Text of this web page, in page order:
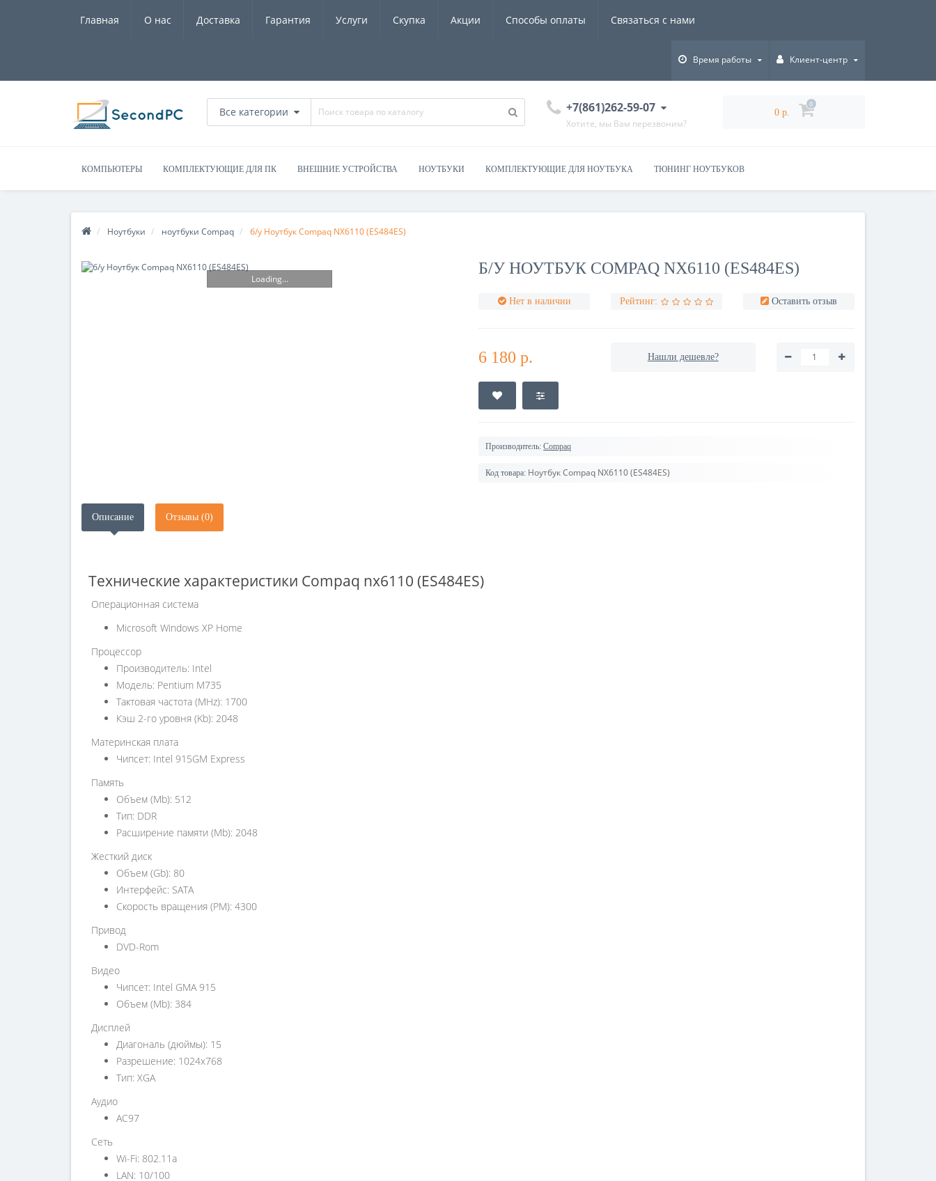
Главная О нас Доставка Гарантия Услуги Скупка Акции Способы оплаты Связаться с нами
Время работы Клиент-центр
Все категории +7(861)262-59-07
Хотите, мы Вам перезвоним?
0 р.
0
КОМПЬЮТЕРЫ КОМПЛЕКТУЮЩИЕ ДЛЯ ПК ВНЕШНИЕ УСТРОЙСТВА НОУТБУКИ КОМПЛЕКТУЮЩИЕ ДЛЯ НОУТБУКА ТЮНИНГ НОУТБУКОВ
Ноутбуки ноутбуки Compaq б/у Ноутбук Compaq NX6110 (ES484ES)
Loading...
Б/У НОУТБУК COMPAQ NX6110 (ES484ES)
Нет в наличии Рейтинг: Оставить отзыв
6 180 р. Нашли дешевле?
Производитель: Compaq
Код товара: Ноутбук Compaq NX6110 (ES484ES)
Описание Отзывы (0)
Технические характеристики Compaq nx6110 (ES484ES)
Операционная система
Microsoft Windows XP Home
Процессор
Производитель: Intel
Модель: Pentium M735
Тактовая частота (MHz): 1700
Кэш 2-го уровня (Kb): 2048
Материнская плата
Чипсет: Intel 915GM Express
Память
Объем (Mb): 512
Тип: DDR
Расширение памяти (Mb): 2048
Жесткий диск
Объем (Gb): 80
Интерфейс: SATA
Скорость вращения (PM): 4300
Привод
DVD-Rom
Видео
Чипсет: Intel GMA 915
Объем (Mb): 384
Дисплей
Диагональ (дюймы): 15
Разрешение: 1024x768
Тип: XGA
Аудио
AC97
Сеть
Wi-Fi: 802.11a
LAN: 10/100